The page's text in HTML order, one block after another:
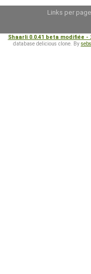
Links per
Shaarli 0.0.41 beta modifiée -
database delicious clone. By